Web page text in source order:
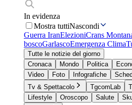
In evidenza
Mostra tuttiNascondi
Guerra IranElezioniCrans
boscoGarlascoEmergenza Clima
Tutte le notizie del giorno
Cronaca
Mondo Politica
Video
Foto Infografiche
Tv & Spettacolo
TgcomLab
Lifestyle
Oroscopo Salute